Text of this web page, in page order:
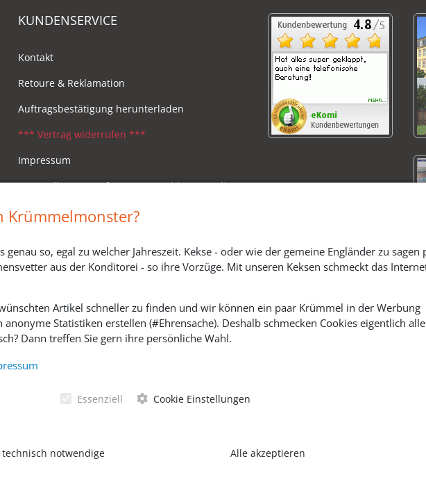
KUNDENSERVICE
Kontakt
Retoure & Reklamation
Auftragsbestätigung herunterladen
*** Vertrag widerrufen ***
Impressum
Versandkosten, Lieferzeiten & Zahlungsmodi
Widerrufsbelehrung
SOZIALE MEDIEN
Krümmelmonster?
genau so, egal zu welcher Jahreszeit. Kekse - oder wie der gemeine Engländer zu sagen
aus der Konditorei - so ihre Vorzüge. Mit unseren Keksen schmeckt das
Artikel schneller zu finden und wir können ein paar Krümmel in der Werbung
Statistiken erstellen (#Ehrensache). Deshalb schmecken Cookies eigentlich
Dann treffen Sie gern ihre persönliche Wahl.
Essenziell Cookie Einstellungen
notwendige Alle akzeptieren